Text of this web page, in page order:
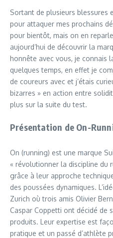
Sortant de plusieurs blessures
pour attaquer mes prochains
pour bientôt, mais on en
aujourd’hui de découvrir la
honnête avec vous, je connais
quelques temps, en effet je
de coureurs avec et j’étais
bizarres » en action entre
plus sur la suite du test.
Présentation de On-
On (running) est une marque
« révolutionner la discipline du
grâce à leur approche
des poussées dynamiques.
Zurich où trois amis Olivier
Caspar Coppetti ont décidé de
produits. Leur expertise est
pratique et un passé d’athlète